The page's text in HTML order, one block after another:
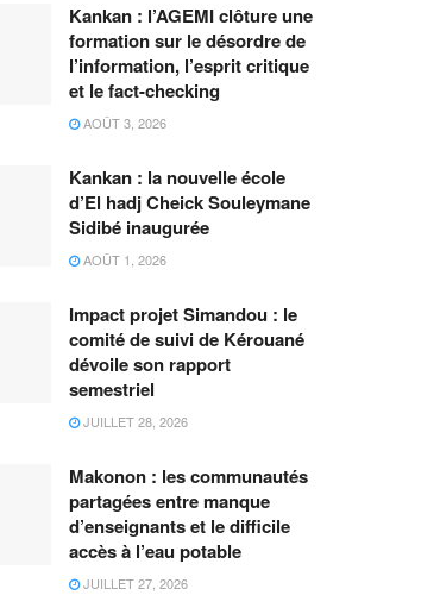
Kankan : l’AGEMI clôture une
formation sur le désordre de
l’information, l’esprit critique
et le fact-checking
AOÛT 3, 2026
Kankan : la nouvelle école
d’El hadj Cheick Souleymane
Sidibé inaugurée
AOÛT 1, 2026
Impact projet Simandou : le
comité de suivi de Kérouané
dévoile son rapport
semestriel
JUILLET 28, 2026
Makonon : les communautés
partagées entre manque
d’enseignants et le difficile
accès à l’eau potable
JUILLET 27, 2026